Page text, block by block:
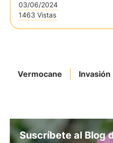
03/06/2024
1463 Vistas
Vermocane Invasión
Suscríbete al Blog